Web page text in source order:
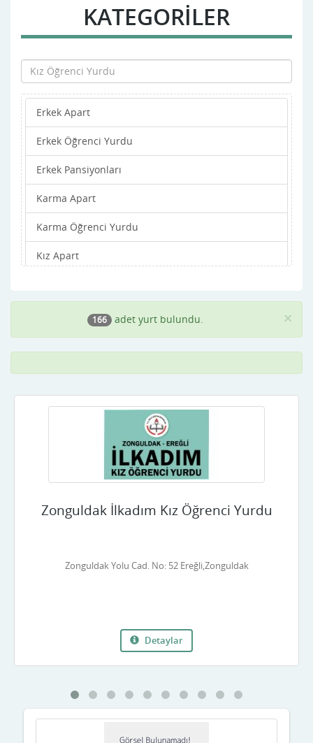
Ardahan
Artvin
Aydın
Balıkesir
Bartın
Batman
Bayburt
Bilecik
Burdur
Çorum
Denizli
Erzurum
Eskişehir
KATEGORİLER
Erkek Apart
Erkek Öğrenci Yurdu
Erkek Pansiyonları
Karma Apart
Karma Öğrenci Yurdu
Kız Apart
Kız Pansiyonları ×
166 adet yurt bulundu.
Zonguldak İlkadım Kız Öğrenci Yurdu
Zonguldak Yolu Cad. No: 52 Ereğli,Zonguldak
Detaylar